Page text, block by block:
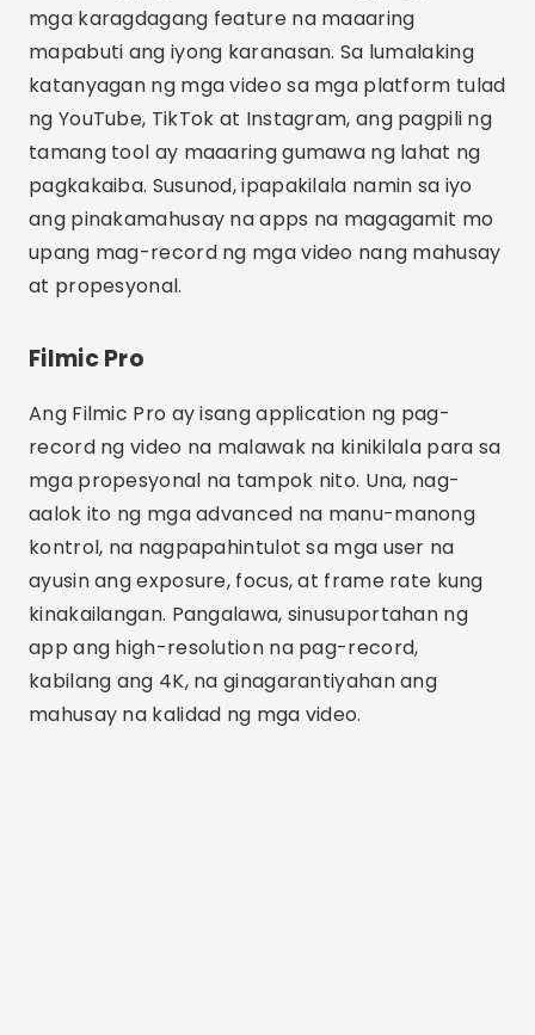
mga karagdagang feature na maaaring
mapabuti ang iyong karanasan. Sa lumalaking
katanyagan ng mga video sa mga platform tulad
ng YouTube, TikTok at Instagram, ang pagpili ng
tamang tool ay maaaring gumawa ng lahat ng
pagkakaiba. Susunod, ipapakilala namin sa iyo
ang pinakamahusay na apps na magagamit mo
upang mag-record ng mga video nang mahusay
at propesyonal.
Filmic Pro
Ang Filmic Pro ay isang application ng pag-
record ng video na malawak na kinikilala para sa
mga propesyonal na tampok nito. Una, nag-
aalok ito ng mga advanced na manu-manong
kontrol, na nagpapahintulot sa mga user na
ayusin ang exposure, focus, at frame rate kung
kinakailangan. Pangalawa, sinusuportahan ng
app ang high-resolution na pag-record,
kabilang ang 4K, na ginagarantiyahan ang
mahusay na kalidad ng mga video.